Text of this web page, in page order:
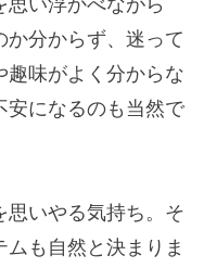
思い浮かべながら
か分からず、迷って
趣味がよく分からな
安になるのも当然で
思いやる気持ち。そ
も自然と決まりま